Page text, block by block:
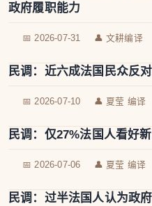
政府履职能力
📅 2026-07-31 👤 文耕编译
民调：近六成法国民众反
📅 2026-07-10 👤 夏莹 编译
民调：仅27%法国人看好
📅 2026-07-06 👤 夏莹 编译
民调：过半法国人认为政